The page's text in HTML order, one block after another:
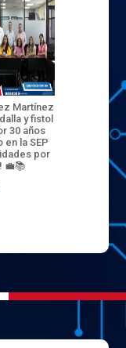
Martínez
y fistol
30 años
en la SEP
por
💼📚
ENECB-
del
batalla.
32
sede